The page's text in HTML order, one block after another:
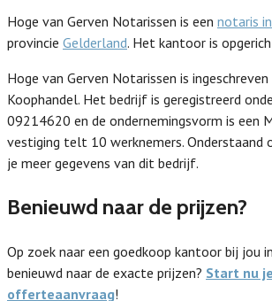
Hoge van Gerven Notarissen is een notaris
provincie Gelderland. Het kantoor is
Hoge van Gerven Notarissen is
Koophandel. Het bedrijf is geregistreerd
09214620 en de ondernemingsvorm is een
vestiging telt 10 werknemers. Onderstaand
je meer gegevens van dit bedrijf.
Benieuwd naar de prijzen?
Op zoek naar een goedkoop kantoor bij jou
benieuwd naar de exacte prijzen? Start nu
offerteaanvraag!